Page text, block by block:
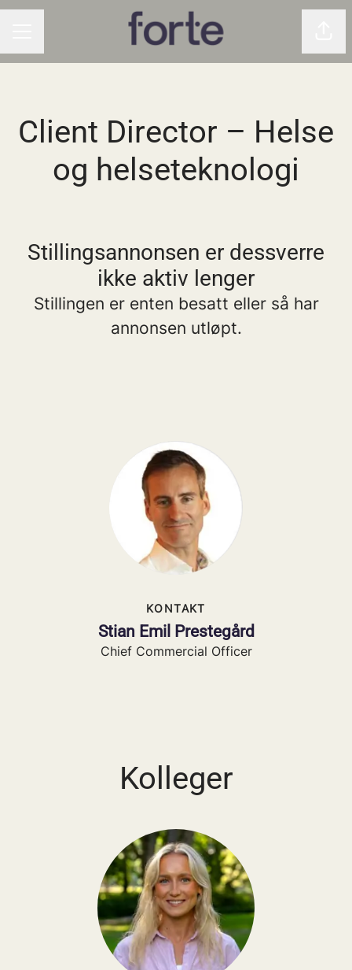
Client Director – Helse
og helseteknologi
Stillingsannonsen er dessverre
ikke aktiv lenger
Stillingen er enten besatt eller så har
annonsen utløpt.
KONTAKT
Stian Emil Prestegård
Chief Commercial Officer
Kolleger